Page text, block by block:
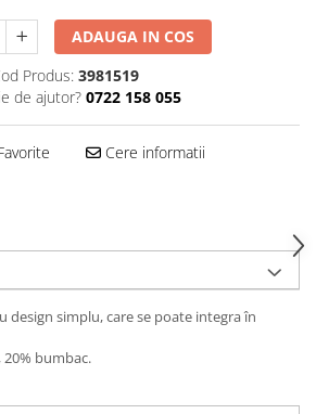
ADAUGA IN COS
Produs: 3981519
de ajutor? 0722 158 055
Cere informatii
design simplu, care se poate integra în
bumbac.